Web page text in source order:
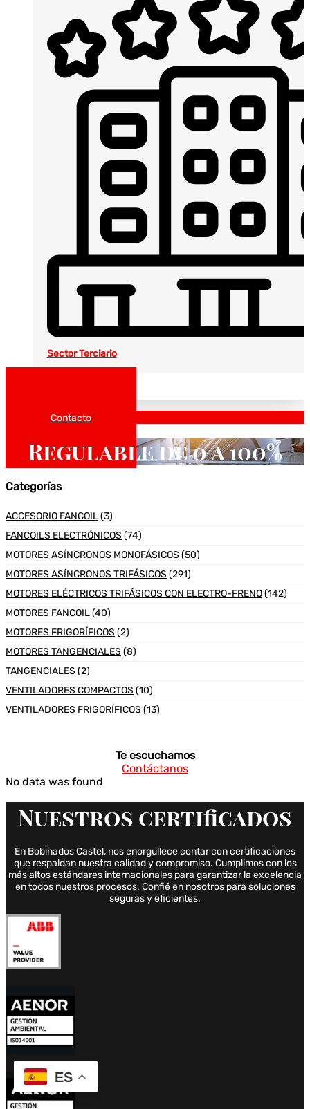
Sector Terciario
Contacto
Regulable de 0 a 100%
Categorías
ACCESORIO FANCOIL(3)
FANCOILS ELECTRÓNICOS (74)
MOTORES ASÍNCRONOS MONOFÁSICOS (50)
MOTORES ASÍNCRONOS TRIFÁSICOS (291)
MOTORES ELÉCTRICOS TRIFÁSICOS CON ELECTRO-FRENO(142)
MOTORES FANCOIL(40)
MOTORES FRIGORÍFICOS (2)
MOTORES TANGENCIALES (8)
TANGENCIALES (2)
VENTILADORES COMPACTOS (10)
VENTILADORES FRIGORÍFICOS (13)
Te escuchamos
Contáctanos
No data was found
Nuestros certificados
En Bobinados Castel, nos enorgullece contar con certificaciones
que respaldan nuestra calidad y compromiso. Cumplimos con los
más altos estándares internacionales para garantizar la excelencia
en todos nuestros procesos. Confié en nosotros para soluciones
seguras y eficientes.
ES